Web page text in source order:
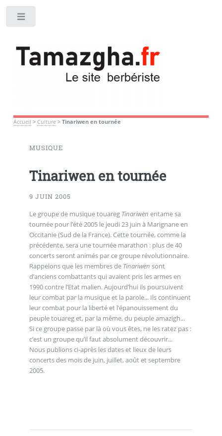
Accueil > Culture> Tinariwen en tournée
MUSIQUE
Tinariwen en tournée
9 JUIN 2005
Le groupe de musique touareg Tinariwen entame sa
tournée pour l’été 2005 le jeudi 23 juin à Marignane en
Occitanie (Sud de la France). Cette tournée, comme la
précédente, sera une tournée marathon : plus de 40
concerts seront animés par ce groupe révolutionnaire.
Rappelons que les membres de Tinariwen sont
d’anciens combattants qui avaient pris les armes en
1990 contre l’Etat malien. Aujourd’hui ils poursuivent
leur combat par la musique et la parole... Ils continuent
leur combat pour la liberté et l’épanouissement du
peuple touareg et, par la même, du peuple amazigh...
Si ce groupe passe par là où vous êtes, ne les ratez pas :
c’est un groupe qu’il faut absolument découvrir...
Nous publions ci-après les dates et lieux de leurs
concerts des mois de juin, juillet, août et septembre
2005.